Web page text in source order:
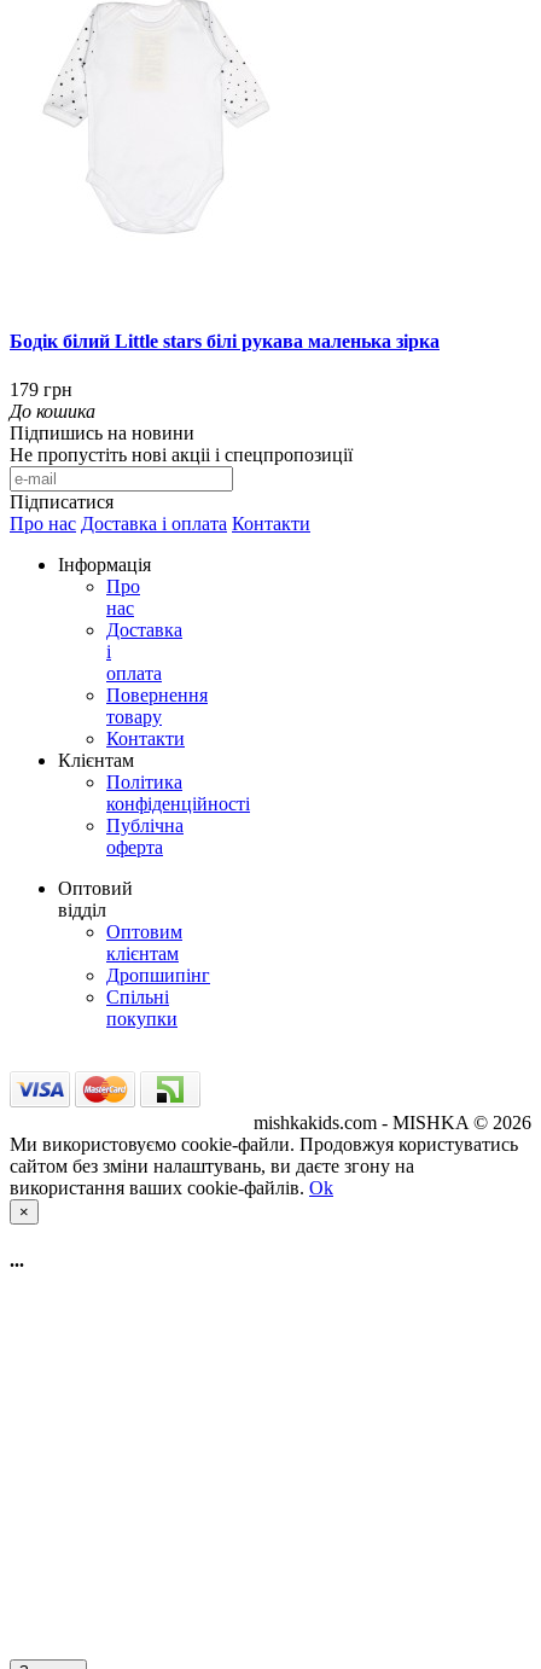
Бодік білий Little stars білі рукава маленька зірка
179 грн
До кошика
Підпишись на новини
Не пропустіть нові акціі і спецпропозиції
Підписатися
Про нас Доставка і оплата Контакти
Інформація
Про
нас
Доставка
і
оплата
Повернення
товару
Контакти
Клієнтам
Політика
конфіденційності
Публічна
оферта
Оптовий
відділ
Оптовим
клієнтам
Дропшипінг
Спільні
покупки
mishkakids.com - MISHKA © 2026
Ми використовуємо cookie-файли. Продовжуя користуватись
сайтом без зміни налаштувань, ви даєте згону на
використання ваших cookie-файлів. Ok
×
...